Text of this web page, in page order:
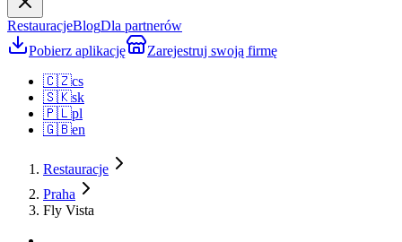
RestauracjeBlogDla partnerów
Pobierz aplikację
Zarejestruj swoją firmę
🇨🇿cs
🇸🇰sk
🇵🇱pl
🇬🇧en
Restauracje
Praha
Fly Vista